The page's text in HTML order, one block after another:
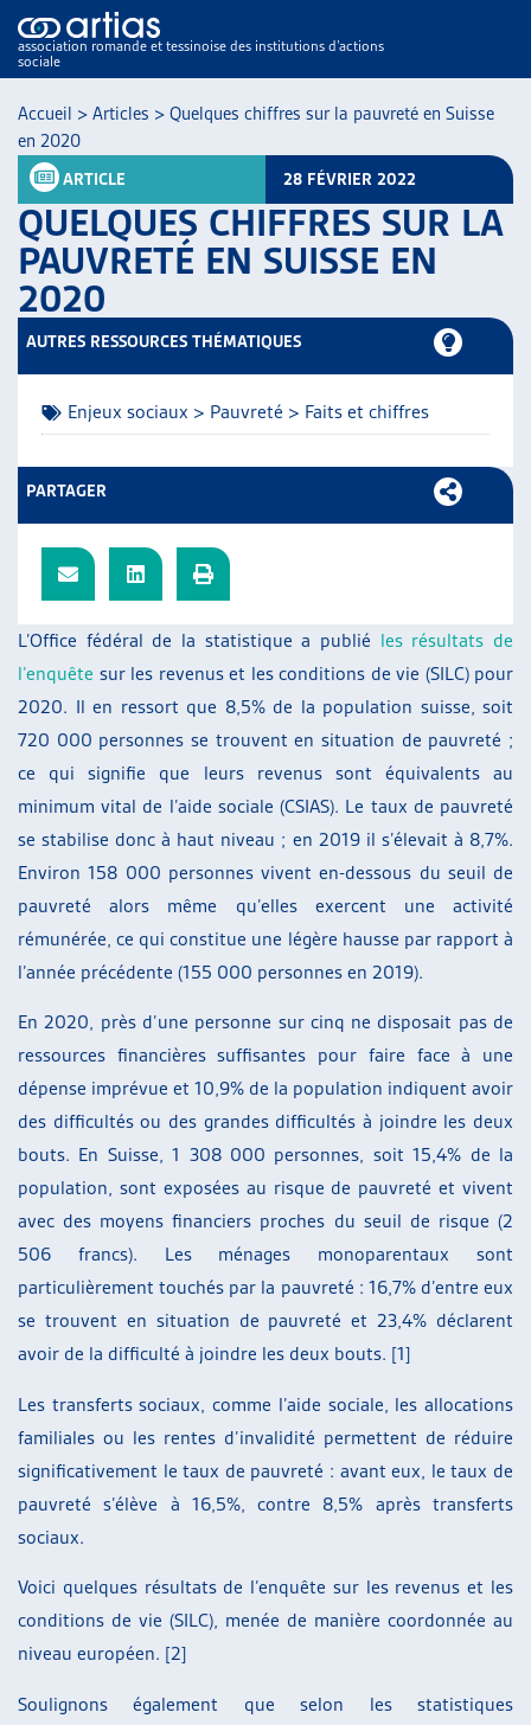
association romande et tessinoise des institutions d’actions
sociale
NOS PUBLICATIONS
ARTICLES
RESSOURCES
GUIDE SOCIAL ROMAND
ARTIAS
L’ASSOCIATION
JOURNÉES D’AUTOMNE
Accueil > Articles > Quelques chiffres sur la pauvreté en Suisse
en 2020
ARTICLE 28 FÉVRIER 2022
QUELQUES CHIFFRES SUR LA
PAUVRETÉ EN SUISSE EN
2020
L’Office fédéral de la statistique a publié les résultats de
l’enquête sur les revenus et les conditions de vie (SILC) pour
2020. Il en ressort que 8,5% de la population suisse, soit
720 000 personnes se trouvent en situation de pauvreté ;
ce qui signifie que leurs revenus sont équivalents au
minimum vital de l’aide sociale (CSIAS). Le taux de pauvreté
se stabilise donc à haut niveau ; en 2019 il s’élevait à 8,7%.
Environ 158 000 personnes vivent en-dessous du seuil de
pauvreté alors même qu’elles exercent une activité
rémunérée, ce qui constitue une légère hausse par rapport à
l’année précédente (155 000 personnes en 2019).
En 2020, près d’une personne sur cinq ne disposait pas de
ressources financières suffisantes pour faire face à une
dépense imprévue et 10,9% de la population indiquent avoir
des difficultés ou des grandes difficultés à joindre les deux
bouts. En Suisse, 1 308 000 personnes, soit 15,4% de la
population, sont exposées au risque de pauvreté et vivent
avec des moyens financiers proches du seuil de risque (2
506 francs). Les ménages monoparentaux sont
particulièrement touchés par la pauvreté : 16,7% d’entre eux
se trouvent en situation de pauvreté et 23,4% déclarent
avoir de la difficulté à joindre les deux bouts. [1]
Les transferts sociaux, comme l’aide sociale, les allocations
familiales ou les rentes d’invalidité permettent de réduire
significativement le taux de pauvreté : avant eux, le taux de
pauvreté s’élève à 16,5%, contre 8,5% après transferts
sociaux.
Voici quelques résultats de l’enquête sur les revenus et les
conditions de vie (SILC), menée de manière coordonnée au
niveau européen. [2]
Soulignons également que selon les statistiques
AUTRES RESSOURCES THÉMATIQUES
Enjeux sociaux > Pauvreté > Faits et chiffres
PARTAGER